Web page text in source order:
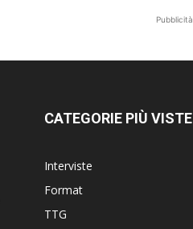
Pubblicità
CATEGORIE PIÙ VISTE
Interviste
Format
TTG